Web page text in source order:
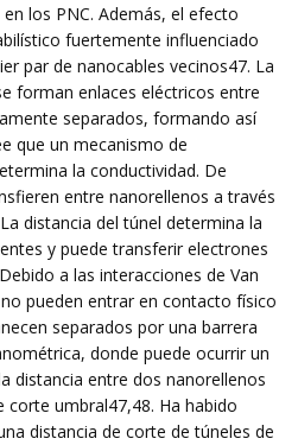
los PNC. Además, el efecto
fuertemente influenciado
par de nanocables vecinos47. La
forman enlaces eléctricos entre
separados, formando así
que un mecanismo de
la conductividad. De
entre nanorellenos a través
distancia del túnel determina la
y puede transferir electrones
a las interacciones de Van
pueden entrar en contacto físico
separados por una barrera
donde puede ocurrir un
distancia entre dos nanorellenos
corte umbral47,48. Ha habido
distancia de corte de túneles de